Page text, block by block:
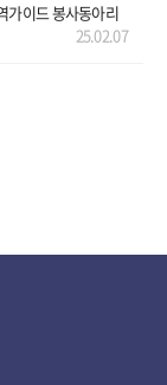
가이드 봉사동아리
25.02.07